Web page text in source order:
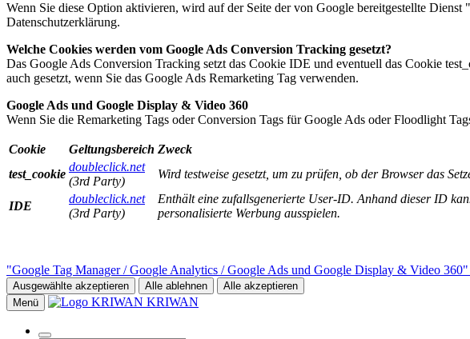
Wenn Sie diese Option aktivieren, wird auf der Seite der von Google bereitgestellte
Datenschutzerklärung.
Welche Cookies werden vom Google Ads Conversion Tracking gesetzt?
Das Google Ads Conversion Tracking setzt das Cookie IDE und eventuell das Cookie
auch gesetzt, wenn Sie das Google Ads Remarketing Tag verwenden.
Google Ads und Google Display & Video 360
Wenn Sie die Remarketing Tags oder Conversion Tags für Google Ads oder Floodlight
Cookie Geltungsbereich Zweck
test_cookie
doubleclick.net
(3rd Party)
Wird testweise gesetzt, um zu prüfen, ob der Browser das
IDE
doubleclick.net
(3rd Party)
Enthält eine zufallsgenerierte User-ID. Anhand dieser ID
personalisierte Werbung ausspielen.
"Google Tag Manager / Google Analytics / Google Ads und Google Display & Video
Ausgewählte akzeptieren Alle ablehnen
Alle akzeptieren
Menü
KRIWAN